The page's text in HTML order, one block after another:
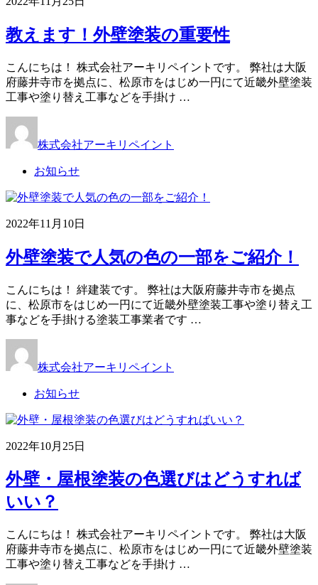
教えます！外壁塗装の重要性
こんにちは！ 株式会社アーキリペイントです。 弊社は大阪
府藤井寺市を拠点に、松原市をはじめ一円にて近畿外壁塗装
工事や塗り替え工事などを手掛け …
株式会社アーキリペイント
お知らせ
2022年11月10日
外壁塗装で人気の色の一部をご紹介！
こんにちは！ 絆建装です。 弊社は大阪府藤井寺市を拠点
に、松原市をはじめ一円にて近畿外壁塗装工事や塗り替え工
事などを手掛ける塗装工事業者です …
株式会社アーキリペイント
お知らせ
2022年10月25日
外壁・屋根塗装の色選びはどうすれば
いい？
こんにちは！ 株式会社アーキリペイントです。 弊社は大阪
府藤井寺市を拠点に、松原市をはじめ一円にて近畿外壁塗装
工事や塗り替え工事などを手掛け …